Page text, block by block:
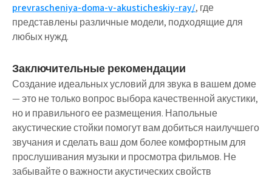
prevrascheniya-doma-v-akusticheskiy-ray/, где
представлены различные модели, подходящие для
любых нужд.
Заключительные рекомендации
Создание идеальных условий для звука в вашем доме
— это не только вопрос выбора качественной акустики,
но и правильного ее размещения. Напольные
акустические стойки помогут вам добиться наилучшего
звучания и сделать ваш дом более комфортным для
прослушивания музыки и просмотра фильмов. Не
забывайте о важности акустических свойств